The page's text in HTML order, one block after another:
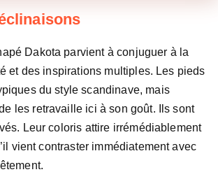
Dakota parvient à conjuguer à la
et des inspirations multiples. Les pieds
du style scandinave, mais
les retravaille ici à son goût. Ils sont
Leur coloris attire irrémédiablement
vient contraster immédiatement avec